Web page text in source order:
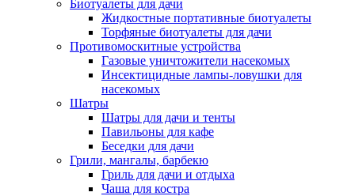
Биотуалеты для дачи
Жидкостные портативные биотуалеты
Торфяные биотуалеты для дачи
Противомоскитные устройства
Газовые уничтожители насекомых
Инсектицидные лампы-ловушки для
насекомых
Шатры
Шатры для дачи и тенты
Павильоны для кафе
Беседки для дачи
Грили, мангалы, барбекю
Гриль для дачи и отдыха
Чаша для костра